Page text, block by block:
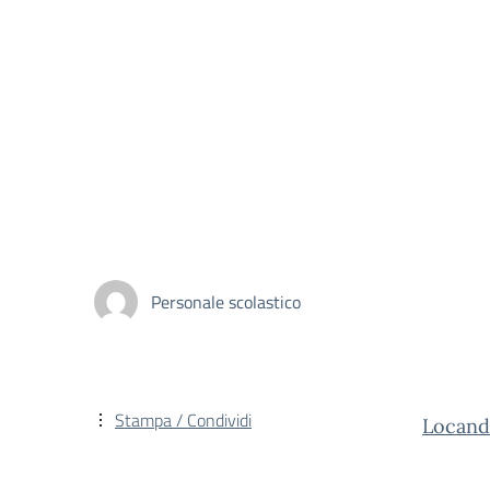
Personale scolastico
Stampa / Condividi